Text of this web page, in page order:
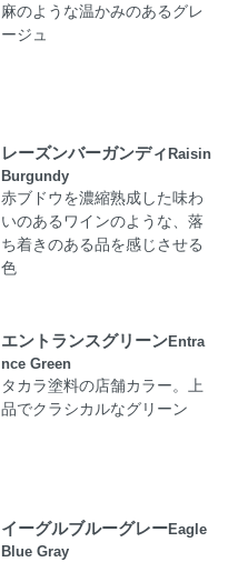
麻のような温かみのあるグレ
ージュ
レーズンバーガンディ Raisin
Burgundy
赤ブドウを濃縮熟成した味わ
いのあるワインのような、落
ち着きのある品を感じさせる
色
エントランスグリーンEntra
nce Green
タカラ塗料の店舗カラー。上
品でクラシカルなグリーン
イーグルブルーグレーEagle
Blue Gray